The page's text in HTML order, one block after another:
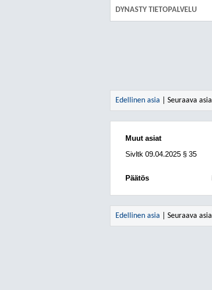
DYNASTY TIETOPALVELU
Edellinen asia | Seuraava asia
Muut asiat
Sivltk 09.04.2025 § 35
Päätös
Edellinen asia | Seuraava asia